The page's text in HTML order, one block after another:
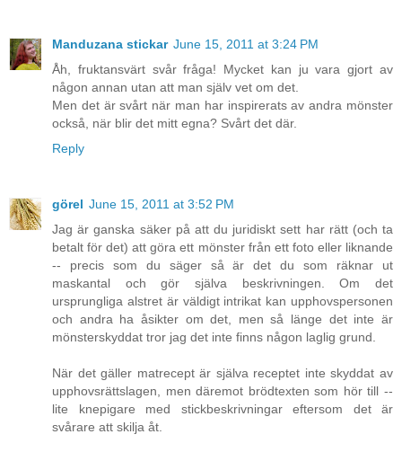
Manduzana stickar June 15, 2011 at 3:24 PM
Åh, fruktansvärt svår fråga! Mycket kan ju vara gjort av
någon annan utan att man själv vet om det.
Men det är svårt när man har inspirerats av andra mönster
också, när blir det mitt egna? Svårt det där.
Reply
görel June 15, 2011 at 3:52 PM
Jag är ganska säker på att du juridiskt sett har rätt (och ta
betalt för det) att göra ett mönster från ett foto eller liknande
-- precis som du säger så är det du som räknar ut
maskantal och gör själva beskrivningen. Om det
ursprungliga alstret är väldigt intrikat kan upphovspersonen
och andra ha åsikter om det, men så länge det inte är
mönsterskyddat tror jag det inte finns någon laglig grund.
När det gäller matrecept är själva receptet inte skyddat av
upphovsrättslagen, men däremot brödtexten som hör till --
lite knepigare med stickbeskrivningar eftersom det är
svårare att skilja åt.